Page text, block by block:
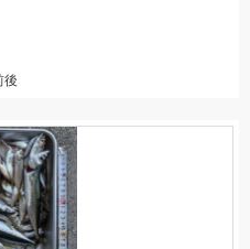
後